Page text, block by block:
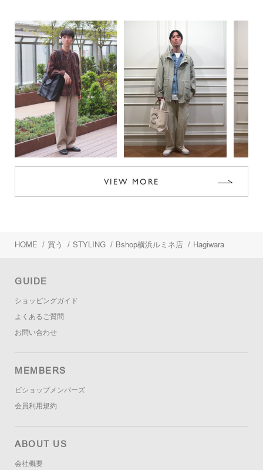
VIEW MORE
HOME / 買う / STYLING / Bshop横浜ルミネ店 / Hagiwara
GUIDE
ショッピングガイド
よくあるご質問
お問い合わせ
MEMBERS
ビショップメンバーズ
会員利用規約
ABOUT US
会社概要